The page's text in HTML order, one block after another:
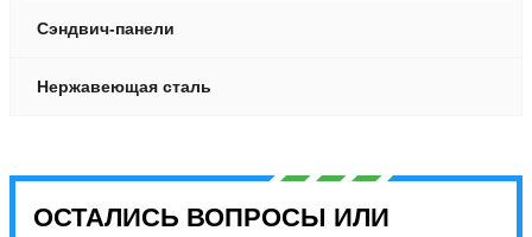
Сэндвич-панели
Нержавеющая сталь
ОСТАЛИСЬ ВОПРОСЫ ИЛИ